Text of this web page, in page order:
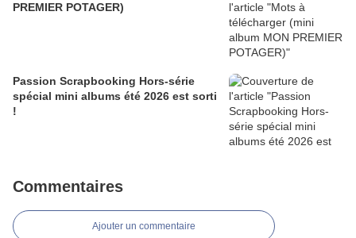
PREMIER POTAGER)
Passion Scrapbooking Hors-série
spécial mini albums été 2026 est sorti
!
Commentaires
Ajouter un commentaire